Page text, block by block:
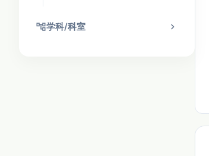
account_tree学科/科室 chevron_right